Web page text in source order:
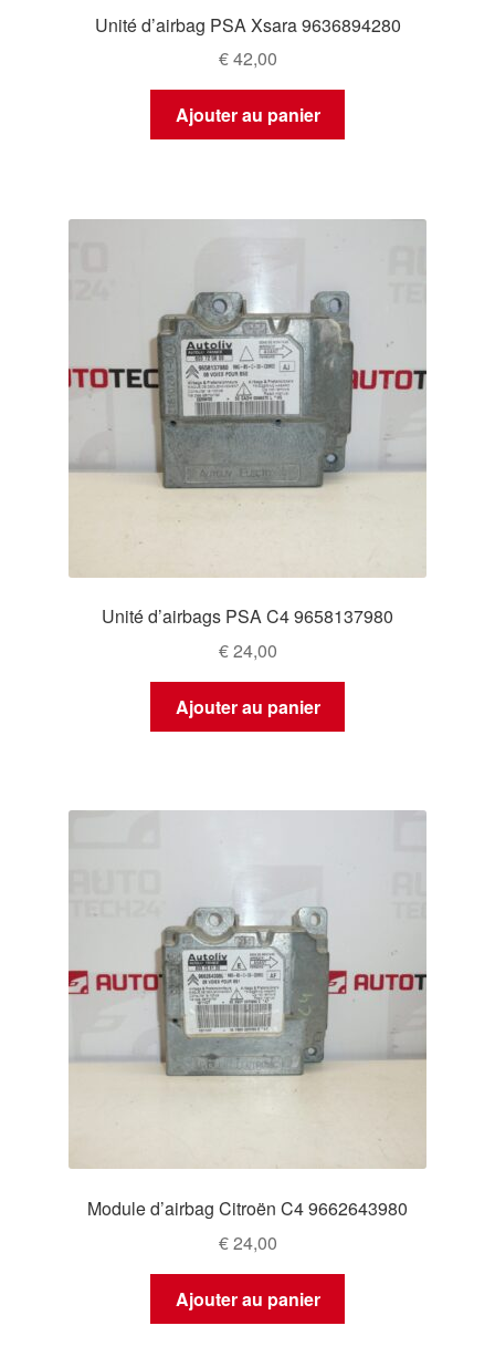
Unité d’airbag PSA Xsara 9636894280
€42,00
Ajouter au panier
Unité d’airbags PSA C4 9658137980
€24,00
Ajouter au panier
Module d’airbag Citroën C4 9662643980
€24,00
Ajouter au panier